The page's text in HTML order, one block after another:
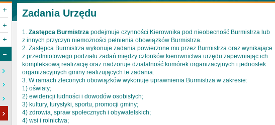
Zadania Urzędu
1. Zastępca Burmistrza podejmuje czynności Kierownika pod nieobecność Burmistrza lub
z innych przyczyn niemożności pełnienia obowiązków Burmistrza.
2. Zastępca Burmistrza wykonuje zadania powierzone mu przez Burmistrza oraz wynikające
z przedmiotowego podziału zadań między członków kierownictwa urzędu zapewniając ich
kompleksową realizację oraz nadzoruje działalność komórek organizacyjnych i jednostek
organizacyjnych gminy realizujących te zadania.
3. W ramach zleconych obowiązków wykonuje uprawnienia Burmistrza w zakresie:
1) oświaty;
2) ewidencji ludności i dowodów osobistych;
3) kultury, turystyki, sportu, promocji gminy;
4) zdrowia, spraw społecznych i obywatelskich;
4) wsi i rolnictwa;